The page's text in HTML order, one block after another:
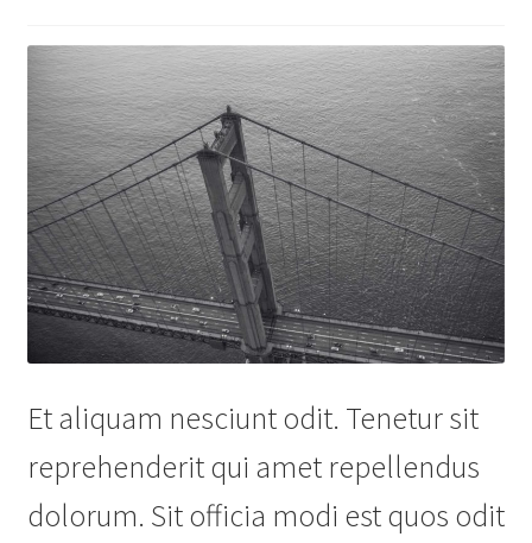
Shop
Et aliquam nesciunt odit. Tenetur sit
reprehenderit qui amet repellendus
dolorum. Sit officia modi est quos odit